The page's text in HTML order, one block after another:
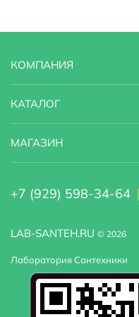
Назначение
Область применения
Высота излива 22.5
LAB-SANTEH.RU © 2026
Лаборатория Сантехники
КОМПАНИЯ
КАТАЛОГ
МАГАЗИН
+7 (929) 598-34-64